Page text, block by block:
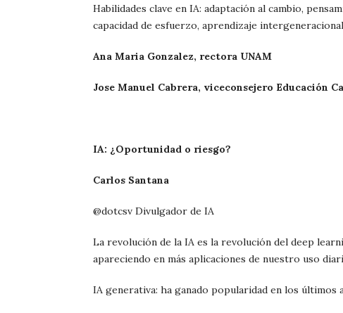
Habilidades clave en IA: adaptación al cambio,
capacidad de esfuerzo, aprendizaje
Ana Maria Gonzalez, rectora UNAM
Jose Manuel Cabrera, viceconsejero Educación
IA: ¿Oportunidad o riesgo?
Carlos Santana
@dotcsv Divulgador de IA
La revolución de la IA es la revolución del deep
apareciendo en más aplicaciones de nuestro uso
IA generativa: ha ganado popularidad en los últimos